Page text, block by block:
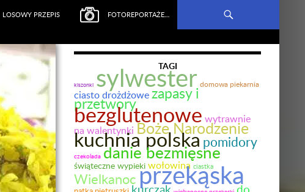
LOSOWY PRZEPIS FOTOREPORTAŻE…
TAGI
kiszonki sylwester domowa piekarnia
ciasto drożdżowezapasy i
przetwory
bezglutenowe wytrawnie
na walentynki Boże Narodzenie
kuchnia polskapomidory
czekolada danie bezmięsne
świąteczne wypieki wołowina ciastka
Wielkanocprzekąska